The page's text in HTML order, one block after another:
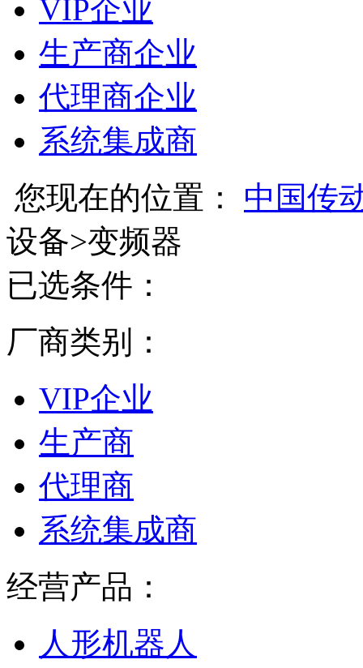
VIP企业
生产商企业
代理商企业
系统集成商
您现在的位置：
中国传
设备>变频器
已选条件：
厂商类别：
VIP企业
生产商
代理商
系统集成商
经营产品：
人形机器人